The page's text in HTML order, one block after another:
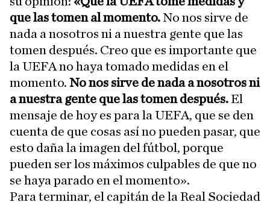
que las tomen al momento.No nos sirve de
nada a nosotros ni a nuestra gente que las
tomen después. Creo que es importante que
la UEFA no haya tomado medidas en el
momento. No nos sirve de nada a nosotros ni
a nuestra gente que las tomen después.El
mensaje de hoy es para la UEFA, que se den
cuenta de que cosas así no pueden pasar, que
esto daña la imagen del fútbol, porque
pueden ser los máximos culpables de que no
se haya parado en el momento».
Para terminar, el capitán de la Real Sociedad